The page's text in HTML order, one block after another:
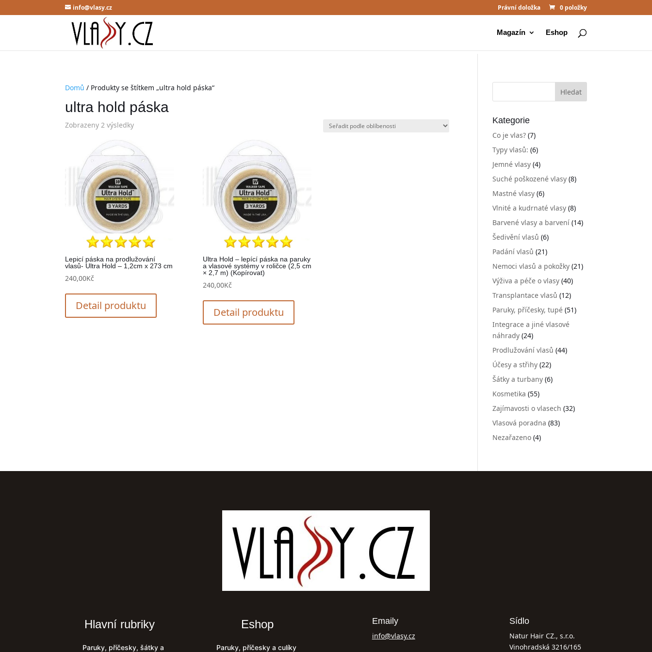
info@vlasy.cz Právní doložka 0 položky
Magazín Eshop
Domů / Produkty se štítkem „ultra hold páska“
ultra hold páska
Zobrazeny 2 výsledky
Lepicí páska na prodlužování
vlasů- Ultra Hold – 1,2cm x 273 cm
240,00Kč
Detail produktu
Ultra Hold – lepící páska na paruky
a vlasové systémy v roličce (2,5 cm
× 2,7 m) (Kopírovat)
240,00Kč
Detail produktu
Kategorie
Co je vlas? (7)
Typy vlasů: (6)
Jemné vlasy (4)
Suché poškozené vlasy (8)
Mastné vlasy (6)
Vlnité a kudrnaté vlasy (8)
Barvené vlasy a barvení (14)
Šedivění vlasů (6)
Padání vlasů (21)
Nemoci vlasů a pokožky (21)
Výživa a péče o vlasy (40)
Transplantace vlasů (12)
Paruky, příčesky, tupé (51)
Integrace a jiné vlasové
náhrady (24)
Prodlužování vlasů (44)
Účesy a střihy (22)
Šátky a turbany (6)
Kosmetika (55)
Zajímavosti o vlasech (32)
Vlasová poradna (83)
Nezařazeno (4)
Hlavní rubriky
Paruky, příčesky, šátky a
Eshop
Paruky, příčesky a culíky
Emaily
info@vlasy.cz
Sídlo
Natur Hair CZ., s.r.o.
Vinohradská 3216/165